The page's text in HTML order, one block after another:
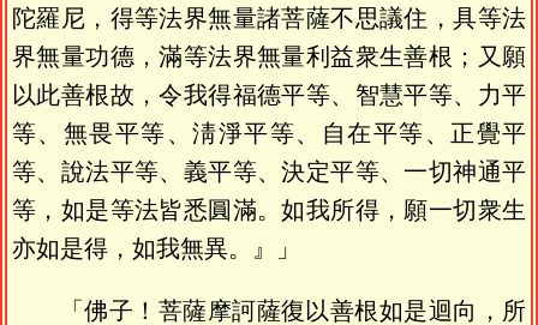
陀羅尼，得等法界無量諸菩薩不思議住，具等法
界無量功德，滿等法界無量利益衆生善根；又願
以此善根故，令我得福德平等、智慧平等、力平
等、無畏平等、淸淨平等、自在平等、正覺平
等、說法平等、義平等、決定平等、一切神通平
等，如是等法皆悉圓滿。如我所得，願一切衆生
亦如是得，如我無異。』」
「佛子！菩薩摩訶薩復以善根如是迴向，所